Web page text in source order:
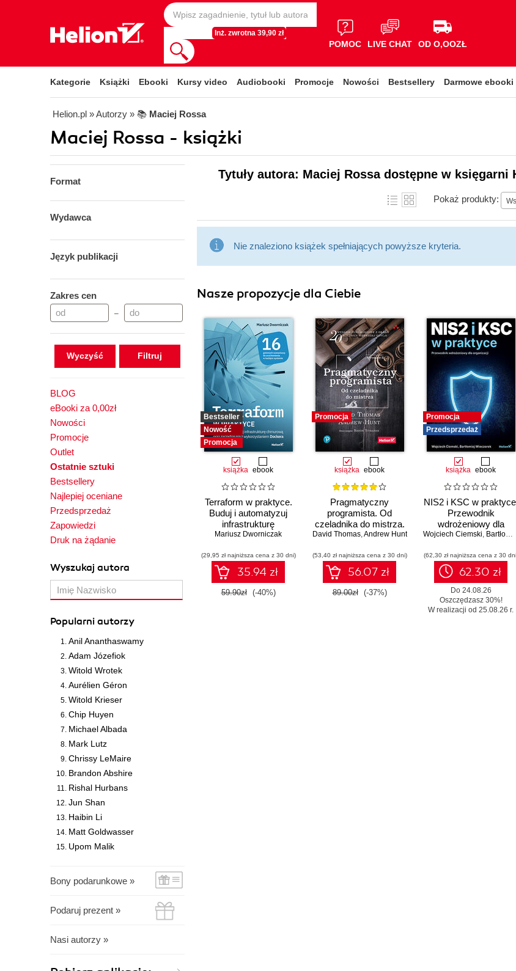
Inż. zwrotna 39,90 zł
POMOC LIVE CHAT OD O,OOZŁ
Kategorie Książki Ebooki Kursy video Audiobooki Promocje Nowości Bestsellery Darmowe ebooki
Helion.pl » Autorzy » 📚 Maciej Rossa
Maciej Rossa - książki
Format
Wydawca
Język publikacji
Zakres cen
–
Wyczyść
BLOG
eBooki za 0,00zł
Nowości
Promocje
Outlet
Ostatnie sztuki
Bestsellery
Najlepiej oceniane
Przedsprzedaż
Zapowiedzi
Druk na żądanie
Wyszukaj autora
Popularni autorzy
Anil Ananthaswamy
Adam Józefiok
Witold Wrotek
Aurélien Géron
Witold Krieser
Chip Huyen
Michael Albada
Mark Lutz
Chrissy LeMaire
Brandon Abshire
Rishal Hurbans
Jun Shan
Haibin Li
Matt Goldwasser
Upom Malik
Bony podarunkowe »
Podaruj prezent »
Nasi autorzy »
Tytuły autora: Maciej Rossa dostępne w księgarni
Pokaż produkty:
Nie znaleziono książek spełniających powyższe kryteria.
Nasze propozycje dla Ciebie
Bestseller
Nowość
Promocja
książka ebook
Terraform w praktyce.
Buduj i automatyzuj
infrastrukturę
chmurową oraz
wykorzystaniem
Dockera
Mariusz Dworniczak
(29,95 zł najniższa cena z 30 dni)
35.94 zł
59.90zł (-40%)
Promocja
książka ebook
Pragmatyczny
programista. Od
czeladnika do mistrza.
Wydanie II
David Thomas,Andrew Hunt
(53,40 zł najniższa cena z 30 dni)
56.07 zł
89.00zł (-37%)
Promocja
Przedsprzedaż
książka ebook
NIS2 i KSC w
Przewodnik
wdrożeniowy dla
organizacji
Wojciech Ciemski, Bartłomiej Wieczorek
(62,30 zł najniższa cena z 30
62.30 zł
Do 24.08.26
Oszczędzasz 30%!
W realizacji od 25.08.26 r.